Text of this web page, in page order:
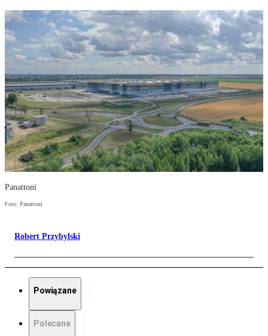
Panattoni
Foto: Panattoni
Robert Przybylski
Powiązane
Polecane